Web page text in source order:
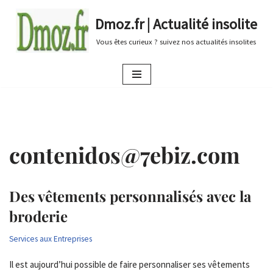
au
Dmoz.fr | Actualité insolite
Vous êtes curieux ? suivez nos actualités insolites
contenidos@7ebiz.com
Des vêtements personnalisés avec la
broderie
Services aux Entreprises
Il est aujourd’hui possible de faire personnaliser ses vêtements